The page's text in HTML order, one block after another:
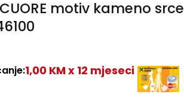
motiv kameno srce
1,00 KM x 12 mjeseci